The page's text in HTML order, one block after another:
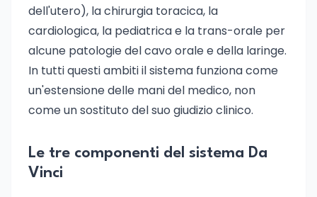
dell'utero), la chirurgia toracica, la
cardiologica, la pediatrica e la trans-orale per
alcune patologie del cavo orale e della laringe.
In tutti questi ambiti il sistema funziona come
un'estensione delle mani del medico, non
come un sostituto del suo giudizio clinico.
Le tre componenti del sistema Da
Vinci